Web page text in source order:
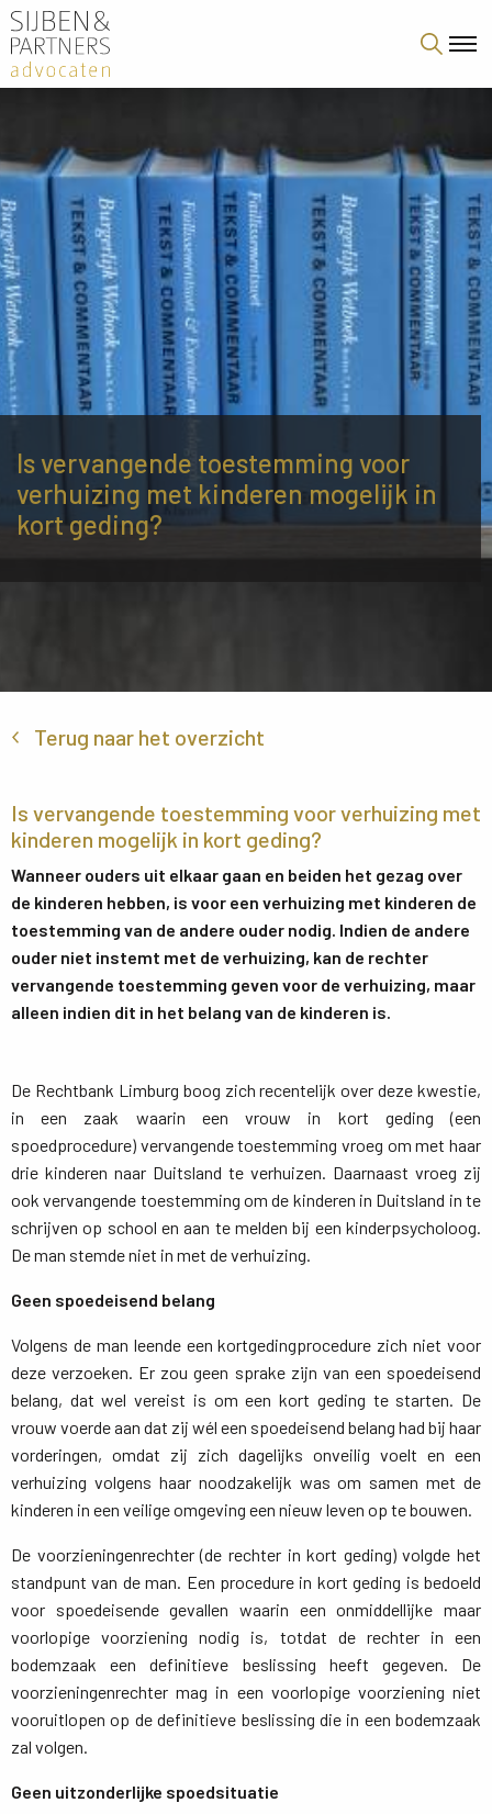
Is vervangende toestemming voor
verhuizing met kinderen mogelijk in
kort geding?
Terug naar het overzicht
Is vervangende toestemming voor verhuizing met
kinderen mogelijk in kort geding?
Wanneer ouders uit elkaar gaan en beiden het gezag over
de kinderen hebben, is voor een verhuizing met kinderen de
toestemming van de andere ouder nodig. Indien de andere
ouder niet instemt met de verhuizing, kan de rechter
vervangende toestemming geven voor de verhuizing, maar
alleen indien dit in het belang van de kinderen is.
De Rechtbank Limburg boog zich recentelijk over deze kwestie,
in een zaak waarin een vrouw in kort geding (een
spoedprocedure) vervangende toestemming vroeg om met haar
drie kinderen naar Duitsland te verhuizen. Daarnaast vroeg zij
ook vervangende toestemming om de kinderen in Duitsland in te
schrijven op school en aan te melden bij een kinderpsycholoog.
De man stemde niet in met de verhuizing.
Geen spoedeisend belang
Volgens de man leende een kortgedingprocedure zich niet voor
deze verzoeken. Er zou geen sprake zijn van een spoedeisend
belang, dat wel vereist is om een kort geding te starten. De
vrouw voerde aan dat zij wél een spoedeisend belang had bij haar
vorderingen, omdat zij zich dagelijks onveilig voelt en een
verhuizing volgens haar noodzakelijk was om samen met de
kinderen in een veilige omgeving een nieuw leven op te bouwen.
De voorzieningenrechter (de rechter in kort geding) volgde het
standpunt van de man. Een procedure in kort geding is bedoeld
voor spoedeisende gevallen waarin een onmiddellijke maar
voorlopige voorziening nodig is, totdat de rechter in een
bodemzaak een definitieve beslissing heeft gegeven. De
voorzieningenrechter mag in een voorlopige voorziening niet
vooruitlopen op de definitieve beslissing die in een bodemzaak
zal volgen.
Geen uitzonderlijke spoedsituatie